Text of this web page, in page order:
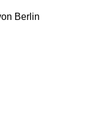
Berlin